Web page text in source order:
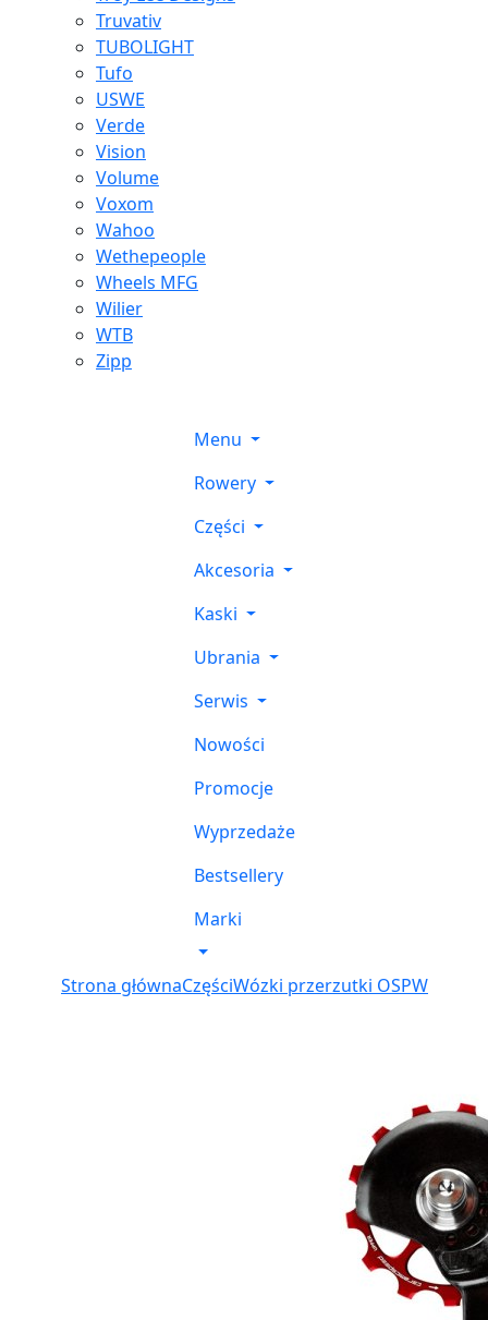
Truvativ
TUBOLIGHT
Tufo
USWE
Verde
Vision
Volume
Voxom
Wahoo
Wethepeople
Wheels MFG
Wilier
WTB
Zipp
Menu
Rowery
Części
Akcesoria
Kaski
Ubrania
Serwis
Nowości
Promocje
Wyprzedaże
Bestsellery
Marki
Strona głównaCzęściWózki przerzutki OSPW